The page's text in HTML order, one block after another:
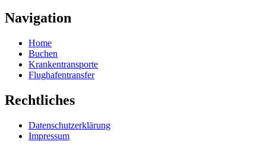
Navigation
Home
Buchen
Krankentransporte
Flughafentransfer
Rechtliches
Datenschutzerklärung
Impressum